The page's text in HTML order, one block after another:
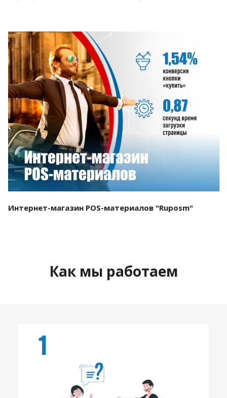
Смотреть проект
Интернет-магазин POS-материалов "Ruposm"
Как мы работаем
1